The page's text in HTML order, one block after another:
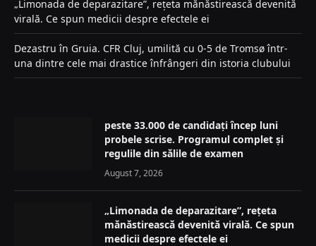
„Limonada de deparazitare”, rețeta mănăstirească devenită
virală. Ce spun medicii despre efectele ei
Dezastru în Gruia. CFR Cluj, umilită cu 0-5 de Tromsø într-
una dintre cele mai drastice înfrângeri din istoria clubului
peste 33.000 de candidați încep luni
probele scrise. Programul complet și
regulile din sălile de examen
August 7, 2026
„Limonada de deparazitare”, rețeta
mănăstirească devenită virală. Ce spun
medicii despre efectele ei